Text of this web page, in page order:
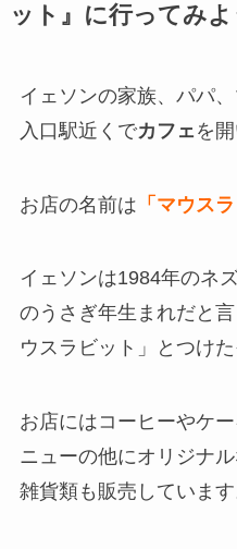
ット』に行ってみよ
イェソンの家族、パパ
入口駅近く でカフェ を
お店の名前は 「マウス
イェソンは1984年のネ
のうさぎ年生まれだと言
ウスラビット」とつけた
お店にはコーヒーやケ
ニューの他にオリジナ
雑貨類も販売しています